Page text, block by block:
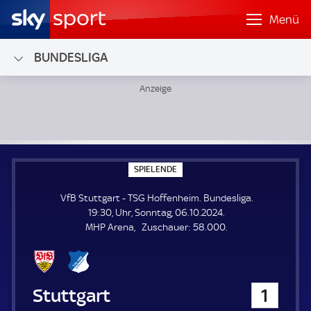
Menü
BUNDESLIGA
SPIELENDE
P
E
L
E
N
VfB Stuttgart - TSG Hoffenheim. Bundesliga.
19:30, Uhr, Sonntag, 06.10.2024.
MHP Arena
Zuschauer: Z
58.000.
VfB Stuttgart 1